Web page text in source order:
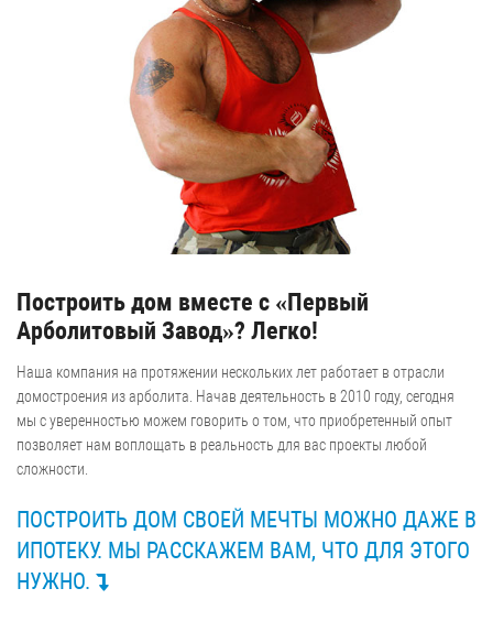
Построить дом вместе с «Первый
Арболитовый Завод»? Легко!
Наша компания на протяжении нескольких лет работает в отрасли
домостроения из арболита. Начав деятельность в 2010 году, сегодня
мы с уверенностью можем говорить о том, что приобретенный опыт
позволяет нам воплощать в реальность для вас проекты любой
сложности.
ПОСТРОИТЬ ДОМ СВОЕЙ МЕЧТЫ МОЖНО ДАЖЕ В
ИПОТЕКУ. МЫ РАССКАЖЕМ ВАМ, ЧТО ДЛЯ ЭТОГО
НУЖНО.